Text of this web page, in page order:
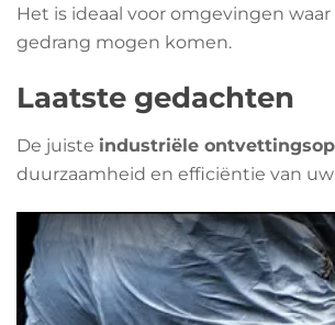
Het is ideaal voor omgevingen
gedrang mogen komen.
Laatste gedachten
De juiste industriële
duurzaamheid en efficiëntie van